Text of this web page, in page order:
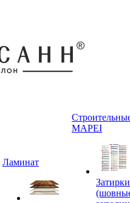
Ламинат
MAPEI
Затирки